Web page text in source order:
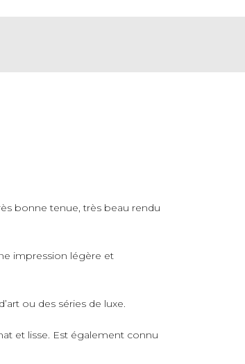
bonne tenue, très beau rendu
impression légère et
ou des séries de luxe.
et lisse. Est également connu